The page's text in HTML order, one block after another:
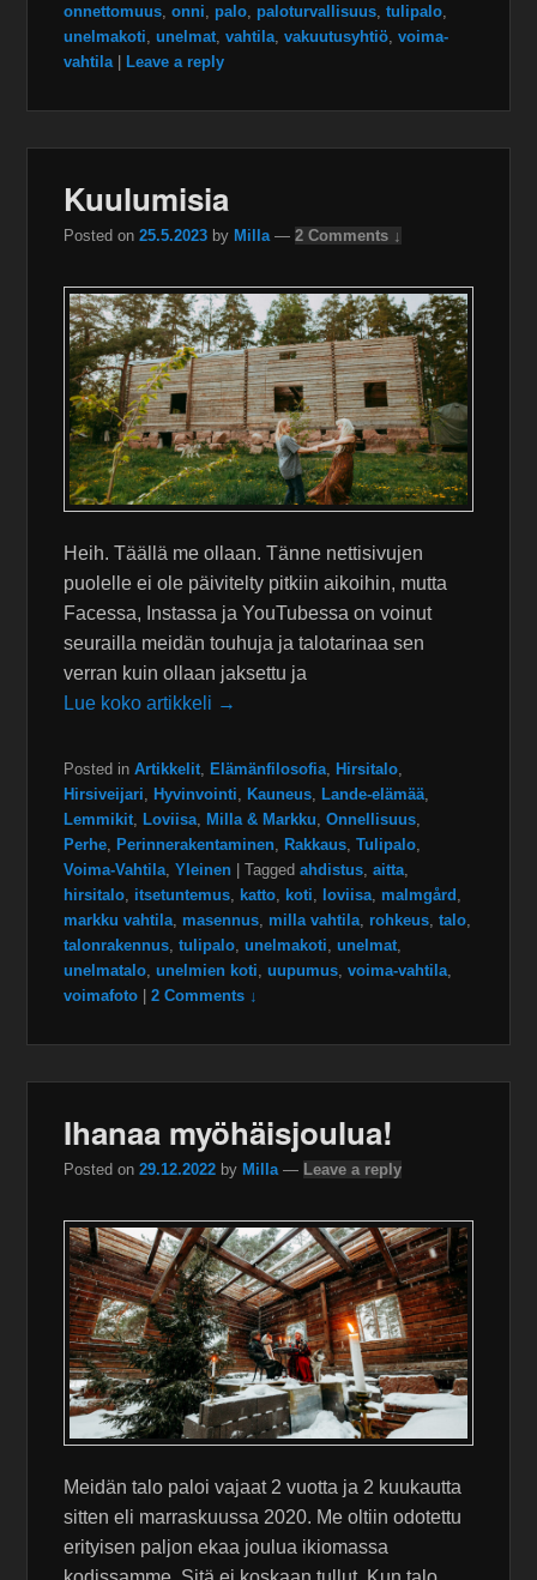
onnettomuus,onni, palo, paloturvallisuus,tulipalo,
unelmakoti,unelmat,vahtila,vakuutusyhtiö,voima-
vahtila
Leave a reply
Kuulumisia
Posted on25.5.2023 by Milla —2 Comments ↓
Heih. Täällä me ollaan. Tänne nettisivujen
puolelle ei ole päivitelty pitkiin aikoihin, mutta
Facessa, Instassa ja YouTubessa on voinut
seurailla meidän touhuja ja talotarinaa sen
verran kuin ollaan jaksettu ja
Lue koko artikkeli →
Posted in Artikkelit, Elämänfilosofia, Hirsitalo,
Hirsiveijari, Hyvinvointi, Kauneus, Lande-elämää,
Lemmikit, Loviisa, Milla & Markku,Onnellisuus,
Perhe, Perinnerakentaminen, Rakkaus,Tulipalo,
Voima-Vahtila,Yleinen |Tagged ahdistus,aitta,
hirsitalo, itsetuntemus, katto, koti, loviisa, malmgård ,
markku vahtila, masennus, milla vahtila, rohkeus,talo,
talonrakennus,tulipalo,unelmakoti,unelmat,
unelmatalo,unelmien koti,uupumus,voima-vahtila,
voimafoto
|2 Comments ↓
Ihanaa myöhäisjoulua!
Posted on29.12.2022 by Milla — Leave a reply
Meidän talo paloi vajaat 2 vuotta ja 2 kuukautta
sitten eli marraskuussa 2020. Me oltiin odotettu
erityisen paljon ekaa joulua ikiomassa